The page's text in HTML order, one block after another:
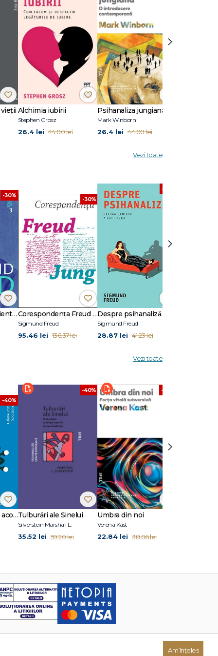
Alchimia iubirii
Stephen Grosz
26.4 lei 44.00 lei
Psihanaliza jungiană
Mark Winborn
26.4 lei 44.00 lei
›
Vezi toate
-30%
Psihologia inconștientului - Opere Esenţiale, vol. 3
-30%
Corespondenţa Freud - Jung
Sigmund Freud
95.46 lei 136.37 lei
-30%
Despre psihanaliză
Sigmund Freud
28.87 lei 41.23 lei
›
Vezi toate
-40%
10 situații clinice în acompanierea doliului
-40%
Tulburări ale Sinelui
Silverstein Marshall L.
35.52 lei 59.20 lei
-40%
Umbra din noi
Verena Kast
22.84 lei 38.06 lei
›
Am înțeles